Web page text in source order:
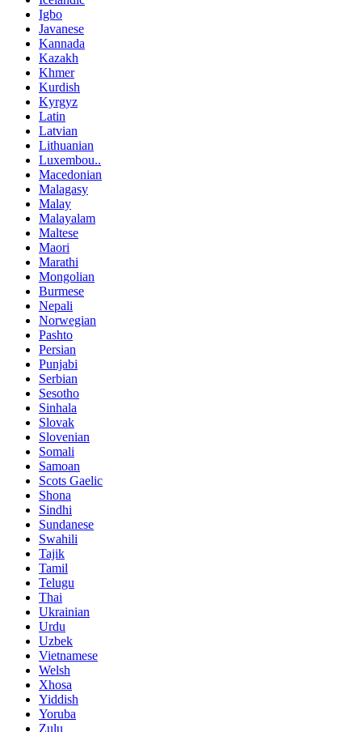
Igbo
Javanese
Kannada
Kazakh
Khmer
Kurdish
Kyrgyz
Latin
Latvian
Lithuanian
Luxembou..
Macedonian
Malagasy
Malay
Malayalam
Maltese
Maori
Marathi
Mongolian
Burmese
Nepali
Norwegian
Pashto
Persian
Punjabi
Serbian
Sesotho
Sinhala
Slovak
Slovenian
Somali
Samoan
Scots Gaelic
Shona
Sindhi
Sundanese
Swahili
Tajik
Tamil
Telugu
Thai
Ukrainian
Urdu
Uzbek
Vietnamese
Welsh
Xhosa
Yiddish
Yoruba
Zulu